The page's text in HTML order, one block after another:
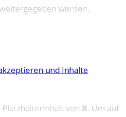
werden.
und Inhalte
von X. Um auf